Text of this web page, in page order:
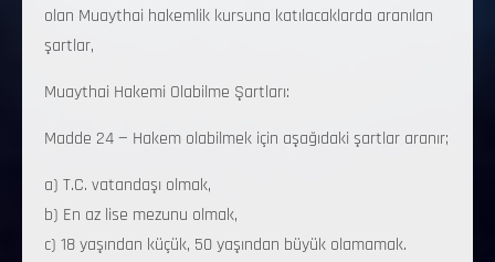
olan Muaythai hakemlik kursuna katılacaklarda aranılan
şartlar,
Muaythai Hakemi Olabilme Şartları:
Madde 24 — Hakem olabilmek için aşağıdaki şartlar aranır;
a) T.C. vatandaşı olmak,
b) En az lise mezunu olmak,
c) 18 yaşından küçük, 50 yaşından büyük olamamak.